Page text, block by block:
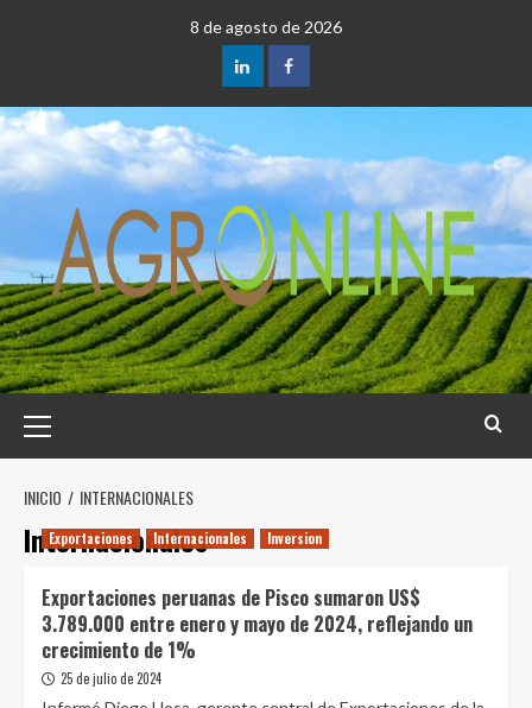
8 de agosto de 2026
LinkedInFacebook
principal
INICIO INTERNACIONALES
Internacionales
Exportaciones Internacionales Inversion
Exportaciones peruanas de Pisco sumaron US$
3.789.000 entre enero y mayo de 2024, reflejando un
crecimiento de 1%
25 de julio de 2024